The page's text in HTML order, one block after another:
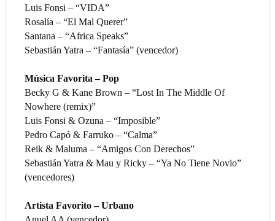
Luis Fonsi – “VIDA”
Rosalía – “El Mal Querer”
Santana – “Africa Speaks”
Sebastián Yatra – “Fantasía” (vencedor)
Música Favorita – Pop
Becky G & Kane Brown – “Lost In The Middle Of
Nowhere (remix)”
Luis Fonsi & Ozuna – “Imposible”
Pedro Capó & Farruko – “Calma”
Reik & Maluma – “Amigos Con Derechos”
Sebastián Yatra & Mau y Ricky – “Ya No Tiene Novio”
(vencedores)
Artista Favorito – Urbano